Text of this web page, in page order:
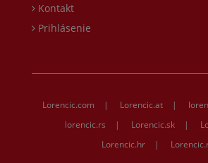
Kontakt
Prihlásenie
Lorencic.com | Lorencic.at |
lorencic.rs
| Lorencic.sk |
Lorencic.hr
|